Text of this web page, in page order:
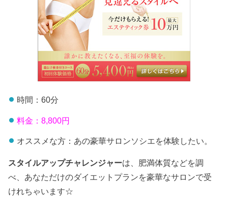
時間：60分
料金：8,800円
オススメな方：あの豪華サロンソシエを体験したい。
スタイルアップチャレンジャーは、肥満体質などを調
べ、あなただけのダイエットプランを豪華なサロンで受
けれちゃいます☆